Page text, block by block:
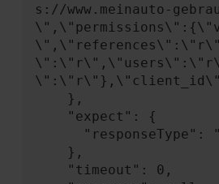
s://www.meinauto-